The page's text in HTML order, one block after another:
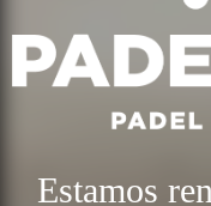
Estamos